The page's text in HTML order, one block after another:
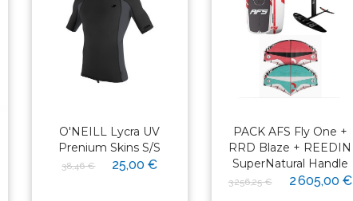
O'NEILL Lycra UV
Prenium Skins S/S
38,46 € 25,00 €
PACK AFS Fly One +
RRD Blaze + REEDIN
SuperNatural Handle
3 256,25 € 2 605,00 €